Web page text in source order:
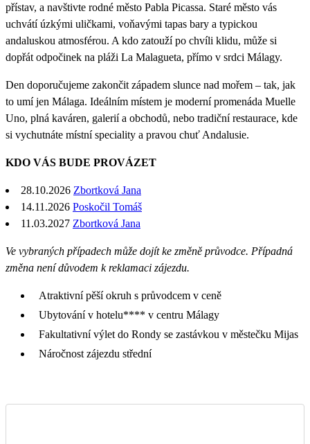
přístav, a navštivte rodné město Pabla Picassa. Staré město vás
uchvátí úzkými uličkami, voňavými tapas bary a typickou
andaluskou atmosférou. A kdo zatouží po chvíli klidu, může si
dopřát odpočinek na pláži La Malagueta, přímo v srdci Málagy.
Den doporučujeme zakončit západem slunce nad mořem – tak, jak
to umí jen Málaga. Ideálním místem je moderní promenáda Muelle
Uno, plná kaváren, galerií a obchodů, nebo tradiční restaurace, kde
si vychutnáte místní speciality a pravou chuť Andalusie.
KDO VÁS BUDE PROVÁZET
28.10.2026 Zbortková Jana
14.11.2026 Poskočil Tomáš
11.03.2027 Zbortková Jana
Ve vybraných případech může dojít ke změně průvodce. Případná
změna není důvodem k reklamaci zájezdu.
Atraktivní pěší okruh s průvodcem v ceně
Ubytování v hotelu**** v centru Málagy
Fakultativní výlet do Rondy se zastávkou v městečku Mijas
Náročnost zájezdu střední